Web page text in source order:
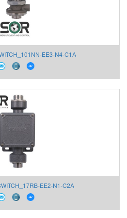
EE3-N4-C1A
EE2-N1-C2A